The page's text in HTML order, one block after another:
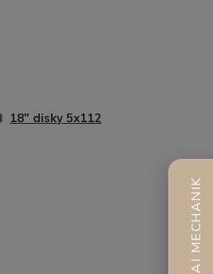
18" disky 5x112
AI MECHANIK